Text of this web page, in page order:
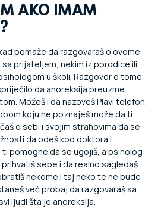
AKO IMAM
pomaže da razgovaraš o ovome
prijateljem, nekim iz porodice ili
u školi. Razgovor o tome
da anoreksija preuzme
Možeš i da nazoveš Plavi telefon.
koju ne poznaješ može da ti
o sebi i svojim strahovima da se
da odeš kod doktora i
pomogne da se ugojiš, a psiholog
sebe i da realno sagledaš
nekome i taj neko te ne bude
već probaj da razgovaraš sa
ljudi šta je anoreksija.